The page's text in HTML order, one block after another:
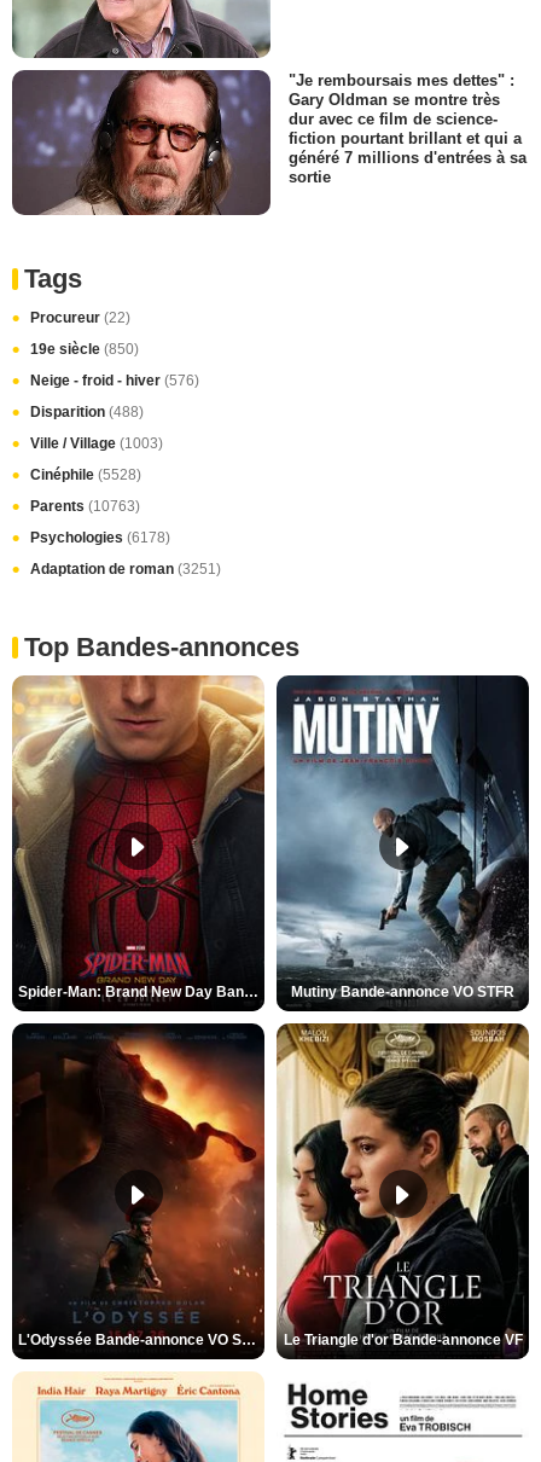
"Je remboursais mes dettes" :
Gary Oldman se montre très
dur avec ce film de science-
fiction pourtant brillant et qui a
généré 7 millions d'entrées à sa
sortie
Tags
Procureur (22)
19e siècle (850)
Neige - froid - hiver (576)
Disparition (488)
Ville / Village (1003)
Cinéphile (5528)
Parents (10763)
Psychologies (6178)
Adaptation de roman (3251)
Top Bandes-annonces
Spider-Man: Brand New Day Bande-annonce VO STFR Mutiny Bande-annonce VO STFR
L'Odyssée Bande-annonce VO STFR Le Triangle d'or Bande-annonce VF